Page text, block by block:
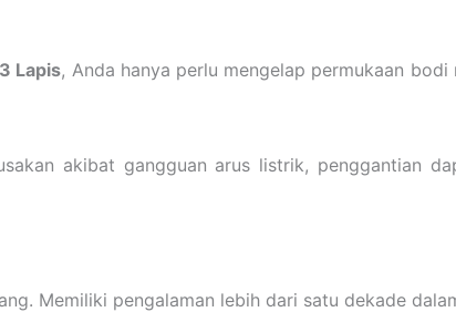
Lapis, Anda hanya perlu mengelap permukaan bodi
akibat gangguan arus listrik, penggantian
Memiliki pengalaman lebih dari satu dekade